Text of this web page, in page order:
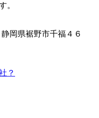
。
岡県裾野市千福４６
？